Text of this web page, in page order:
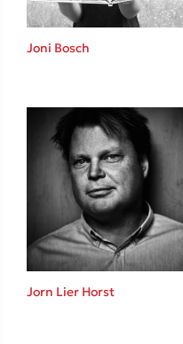
Το
Joni Bosch
Jorn Lier Horst